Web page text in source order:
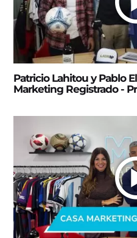
Patricio Lahitou y Pablo
Marketing Registrado -